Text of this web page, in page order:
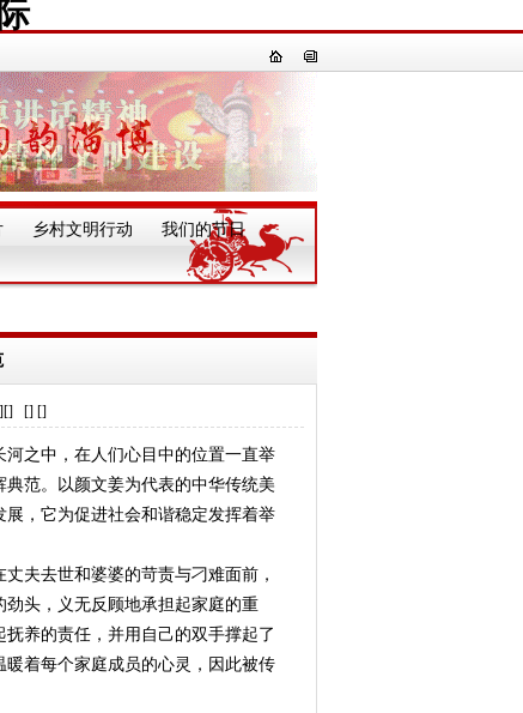
乡村文明行动 我们的节日 一
[] []
之中，在人们心目中的位置一直举
范。以颜文姜为代表的中华传统美
，它为促进社会和谐稳定发挥着举
夫去世和婆婆的苛责与刁难面前，
头，义无反顾地承担起家庭的重
养的责任，并用自己的双手撑起了
着每个家庭成员的心灵，因此被传